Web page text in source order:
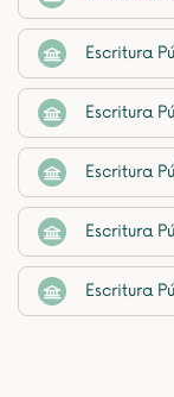
Escritura
Escritura
Escritura
Escritura
Escritura